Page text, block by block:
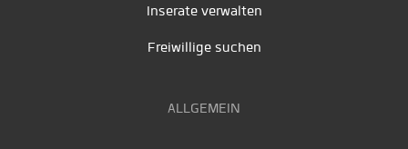
Inserate verwalten
Freiwillige suchen
ALLGEMEIN